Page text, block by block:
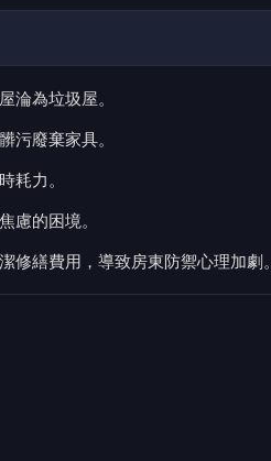
淪為垃圾屋。
污廢棄家具。
耗力。
慮的困境。
繕費用，導致房東防禦心理加劇。